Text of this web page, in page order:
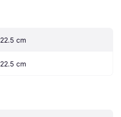
22.5 cm
22.5 cm